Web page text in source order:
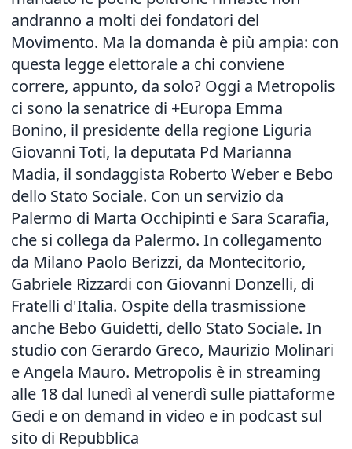
andranno a molti dei fondatori del
Movimento. Ma la domanda è più ampia: con
questa legge elettorale a chi conviene
correre, appunto, da solo? Oggi a Metropolis
ci sono la senatrice di +Europa Emma
Bonino, il presidente della regione Liguria
Giovanni Toti, la deputata Pd Marianna
Madia, il sondaggista Roberto Weber e Bebo
dello Stato Sociale. Con un servizio da
Palermo di Marta Occhipinti e Sara Scarafia,
che si collega da Palermo. In collegamento
da Milano Paolo Berizzi, da Montecitorio,
Gabriele Rizzardi con Giovanni Donzelli, di
Fratelli d'Italia. Ospite della trasmissione
anche Bebo Guidetti, dello Stato Sociale. In
studio con Gerardo Greco, Maurizio Molinari
e Angela Mauro. Metropolis è in streaming
alle 18 dal lunedì al venerdì sulle piattaforme
Gedi e on demand in video e in podcast sul
sito di Repubblica